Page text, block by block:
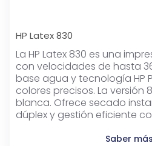
HP Latex 830
La HP Latex 830 es una
con velocidades de hasta
base agua y tecnología HP
colores precisos. La versión
blanca. Ofrece secado
dúplex y gestión eficiente
Saber más